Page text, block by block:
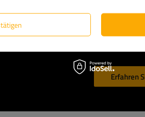
erhalten
Anhänger
Support
Erfahren